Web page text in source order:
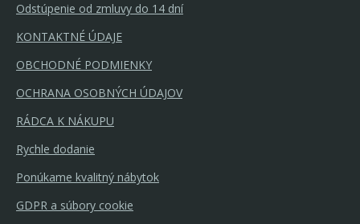
Odstúpenie od zmluvy do 14 dní
KONTAKTNÉ ÚDAJE
OBCHODNÉ PODMIENKY
OCHRANA OSOBNÝCH ÚDAJOV
RÁDCA K NÁKUPU
Rychle dodanie
Ponúkame kvalitný nábytok
GDPR a súbory cookie